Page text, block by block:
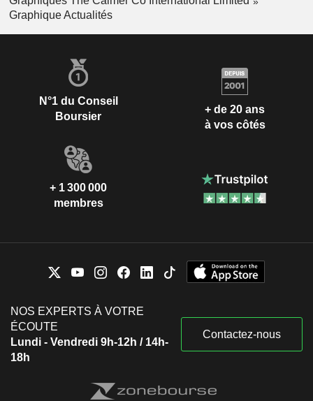
Graphique Actualités
N°1 du Conseil
Boursier
+ de 20 ans
à vos côtés
+ 1 300 000
membres
NOS EXPERTS À VOTRE
ÉCOUTE
Lundi - Vendredi 9h-12h / 14h-
18h
Contactez-nous